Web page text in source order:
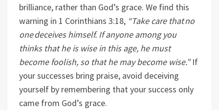
brilliance, rather than God’s grace. We find this
warning in 1 Corinthians 3:18, “Take care that no
one deceives himself. If anyone among you
thinks that he is wise in this age, he must
become foolish, so that he may become wise.”If
your successes bring praise, avoid deceiving
yourself by remembering that your success only
came from God’s grace.